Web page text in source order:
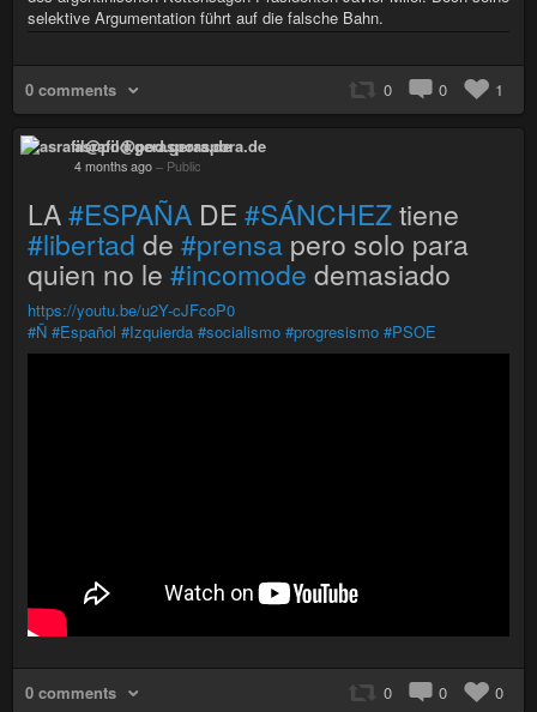
selektive Argumentation führt auf die falsche Bahn.
0 comments 0 0 1
asrafil@pod.geraspora.de
4 months ago – Public
LA#ESPAÑA DE #SÁNCHEZtiene
#libertad de #prensa pero solo para
quien no le #incomode demasiado
https://youtu.be/u2Y-cJFcoP0
#Ñ #Español #Izquierda #socialismo #progresismo #PSOE
0 comments 0 0 0